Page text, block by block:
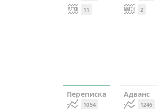
11
2
Переписка
1054
Адванс
1246